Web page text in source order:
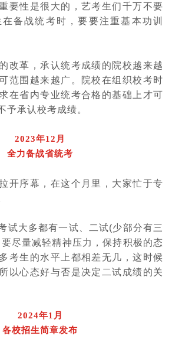
要性是很大的，艺考生们千万不要
备战统考时，要要注重基本功训
改革，承认统考成绩的院校越来越
范围越来越广。院校在组织校考时
在省内专业统考合格的基础上才可
予承认校考成绩。
2023年12月
全力备战省统考
开序幕，在这个月里，大家忙于专
试大多都有一试、二试(少部分有三
要尽量减轻精神压力，保持积极的态
考生的水平上都相差无几，这时候
以心态好与否是决定二试成绩的关
2024年1月
各校招生简章发布